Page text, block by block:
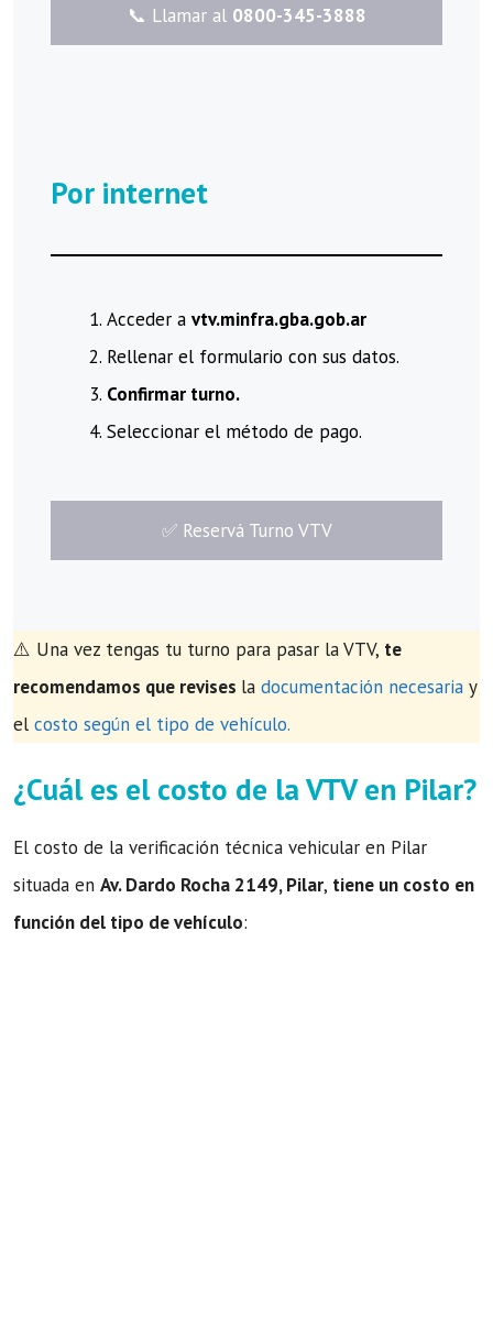
​📞 Llamar al 0800-345-3888
Por internet
Acceder a vtv.minfra.gba.gob.ar
Rellenar el formulario con sus datos.
Confirmar turno.
Seleccionar el método de pago.
​✅​ Reservá Turno VTV
⚠️ Una vez tengas tu turno para pasar la VTV, te
recomendamos que revises la documentación necesaria y
el costo según el tipo de vehículo.
¿Cuál es el costo de la VTV en Pilar?
El costo de la verificación técnica vehicular en Pilar
situada en Av. Dardo Rocha 2149, Pilar, tiene un costo en
función del tipo de vehículo: